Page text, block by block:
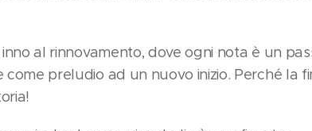
al rinnovamento, dove ogni nota è un
preludio ad un nuovo inizio. Perché la